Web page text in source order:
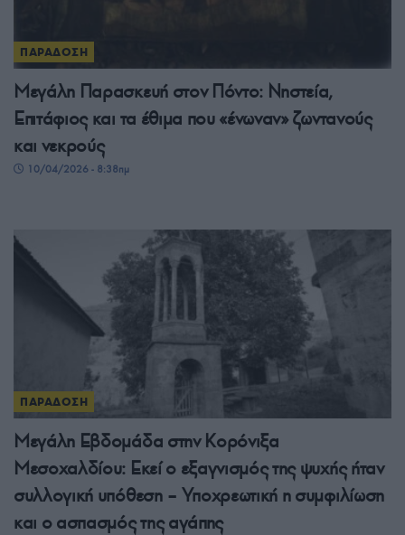
ΠΑΡΑΔΟΣΗ
Μεγάλη Παρασκευή στον Πόντο: Νηστεία,
Επιτάφιος και τα έθιμα που «ένωναν» ζωντανούς
και νεκρούς
10/04/2026 - 8:38πμ
ΠΑΡΑΔΟΣΗ
Μεγάλη Εβδομάδα στην Κορόνιξα
Μεσοχαλδίου: Εκεί ο εξαγνισμός της ψυχής ήταν
συλλογική υπόθεση – Υποχρεωτική η συμφιλίωση
και ο ασπασμός της αγάπης